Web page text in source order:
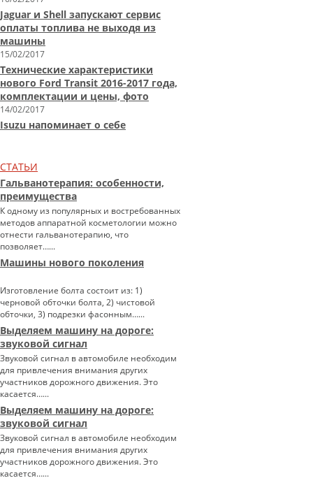
Jaguar и Shell запускают сервис
оплаты топлива не выходя из
машины
15/02/2017
Технические характеристики
нового Ford Transit 2016-2017 года,
комплектации и цены, фото
14/02/2017
Isuzu напоминает о себе
СТАТЬИ
Гальванотерапия: особенности,
преимущества
К одному из популярных и востребованных
методов аппаратной косметологии можно
отнести гальванотерапию, что
позволяет…...
Машины нового поколения
Изготовление болта состоит из: 1)
черновой обточки болта, 2) чистовой
обточки, 3) подрезки фасонным…...
Выделяем машину на дороге:
звуковой сигнал
Звуковой сигнал в автомобиле необходим
для привлечения внимания других
участников дорожного движения. Это
касается…...
Выделяем машину на дороге:
звуковой сигнал
Звуковой сигнал в автомобиле необходим
для привлечения внимания других
участников дорожного движения. Это
касается…...